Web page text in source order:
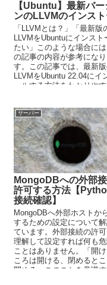
【Ubuntu】最新バー
ンのLLVMのインス
「LLVMとは？」「最新版
LLVMをUbuntuにインスト
たい」このような場合には
の記事の内容が参考になり
す。この記事では、最新
LLVMをUbuntu 22.04にイ
ールする方法をわかりや
サーバー
MongoDBへの外部
許可する方法【
接続確認】
MongoDBへ外部ホストか
するための設定について解
ています。外部接続の許可
理解して設定すれば何も
ことはありません。「開け
ころは開ける、閉めると
閉める」このことを意識す